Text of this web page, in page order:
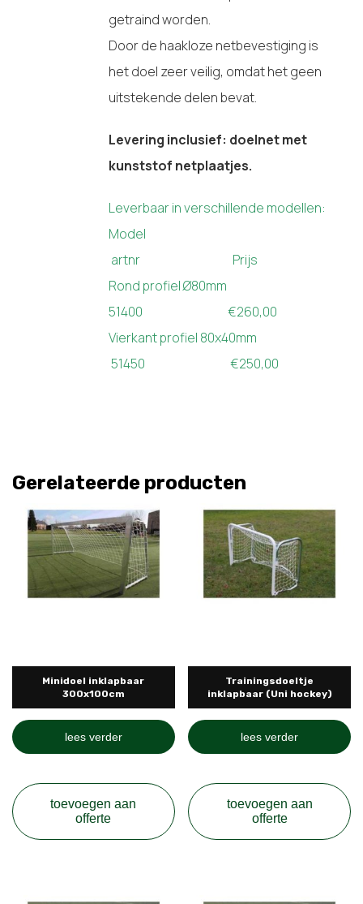
getraind worden.
Door de haakloze netbevestiging is
het doel zeer veilig, omdat het geen
uitstekende delen bevat.
Levering inclusief: doelnet met
kunststof netplaatjes.
Leverbaar in verschillende modellen:
Model
artnr Prijs
Rond profiel Ø80mm
51400 €260,00
Vierkant profiel 80x40mm
51450 €250,00
Gerelateerde producten
Minidoel inklapbaar
300x100cm
lees verder
toevoegen aan
offerte
Trainingsdoeltje
inklapbaar (Uni hockey)
lees verder
toevoegen aan
offerte